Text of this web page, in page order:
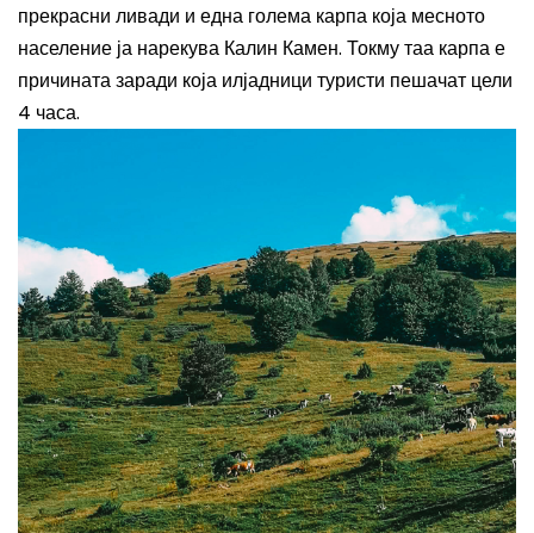
прекрасни ливади и една голема карпа која месното
население ја нарекува Калин Камен. Токму таа карпа е
причината заради која илјадници туристи пешачат цели
4 часа.